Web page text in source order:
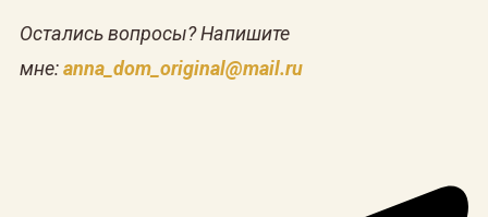
Остались вопросы? Напишите
мне:anna_dom_original@mail.ru